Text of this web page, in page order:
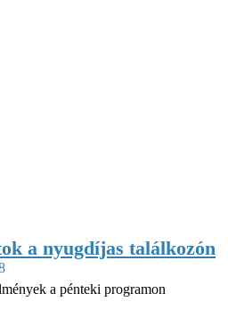
a nyugdíjas találkozón
a pénteki programon